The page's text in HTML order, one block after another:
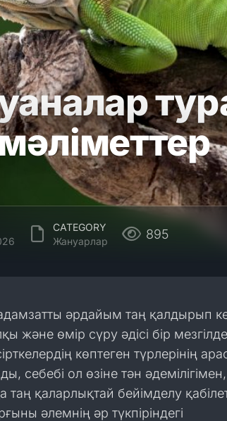
CATEGORY
Жануарлар
895
әрдайым таң қалдырып
және өмір сүру әдісі бір
көптеген түрлерінің
себебі ол өзіне тән
қаларлықтай бейімделу
әлемнің әр түкпіріндегі